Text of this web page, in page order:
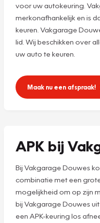
voor uw autokeuring.
merkonafhankelijk en is
keuren. Vakgarage
lid. Wij beschikken over
uw auto te keuren.
Maak nu een afspraak!
APK bij
Bij Vakgarage Douwes
combinatie met een
mogelijkheid om op zijn
bij Vakgarage Douwes
een APK-keuring los